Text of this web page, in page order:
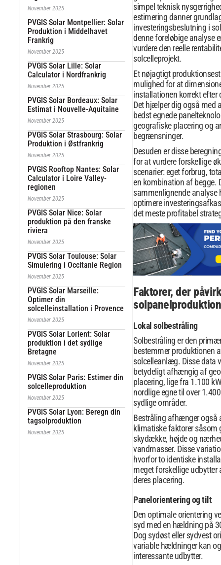
November 2025
PVGIS Solar Montpellier: Solar
Produktion i Middelhavet
Frankrig
November 2025
PVGIS Solar Lille: Solar
Calculator i Nordfrankrig
November 2025
PVGIS Solar Bordeaux: Solar
Estimat i Nouvelle-Aquitaine
November 2025
PVGIS Solar Strasbourg: Solar
Produktion i Østfrankrig
November 2025
PVGIS Rooftop Nantes: Solar
Calculator i Loire Valley-
regionen
November 2025
PVGIS Solar Nice: Solar
produktion på den franske
riviera
November 2025
PVGIS Solar Toulouse: Solar
Simulering i Occitanie Region
November 2025
PVGIS Solar Marseille:
Optimer din
solcelleinstallation i Provence
November 2025
PVGIS Solar Lorient: Solar
produktion i det sydlige
Bretagne
November 2025
PVGIS Solar Paris: Estimer din
solcelleproduktion
November 2025
PVGIS Solar Lyon: Beregn din
tagsolproduktion
November 2025
simpel teknisk
estimering danner
investeringsbeslutning i
denne foreløbige analyse
vurdere den reelle
solcelleprojekt.
Et nøjagtigt
mulighed for at
installationen korrekt efter
Det hjælper dig også med
bedst egnede
geografiske placering og
begrænsninger.
Desuden er disse
for at vurdere forskellige
scenarier: eget forbrug,
en kombination af begge.
sammenlignende analyse
optimere
det meste profitabel
Faktorer, der
solpanelproduktion
Lokal solbestråling
Solbestråling er den
bestemmer produktionen
solcelleanlæg. Disse data
betydeligt afhængig af
placering, lige fra 1.100
nordlige egne til over
sydlige områder.
Bestråling afhænger også
klimatiske faktorer såsom
skydække, højde og
vandmasser. Disse
hvorfor to identiske
meget forskellige
deres placering.
Panelorientering og tilt
Den optimale orientering
syd med en hældning på
Dog sydøst eller sydvest
variable hældninger kan
interessante udbytter.